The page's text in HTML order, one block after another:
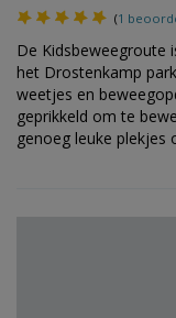
(1
De Kidsbeweegroute
het Drostenkamp
weetjes en
geprikkeld om te
genoeg leuke plekjes